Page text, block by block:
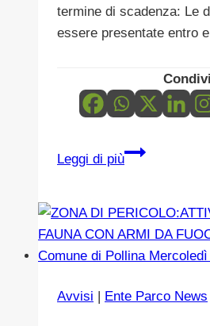
termine di scadenza: Le
essere presentate entro
Leggi di più
Servizio
Prorogati
i
termini
la
Avvisi | Ente Parco News